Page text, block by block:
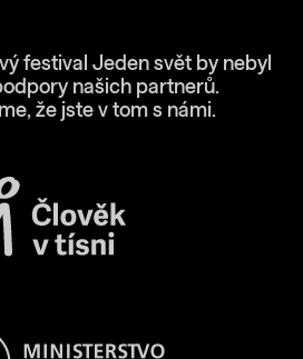
festival Jeden svět by nebyl
našich partnerů.
že jste v tom s námi.